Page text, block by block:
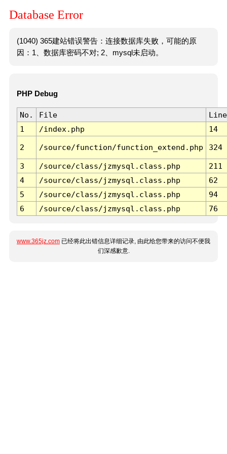
Database Error
(1040) 365建站错误警告：连接数据库失败，可能的原
因：1、数据库密码不对; 2、mysql未启动。
PHP Debug
No. File
Line
1
/index.php 14
2 /source/function/function_extend.php 324
3 /source/class/jzmysql.class.php
211
4
/source/class/jzmysql.class.php
62
5
/source/class/jzmysql.class.php
94
6
/source/class/jzmysql.class.php 76
www.365jz.com 已经将此出错信息详细记录, 由此给您带来的访问不便我
们深感歉意.